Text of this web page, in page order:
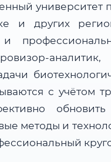
университет
и других
с учётом
методы и